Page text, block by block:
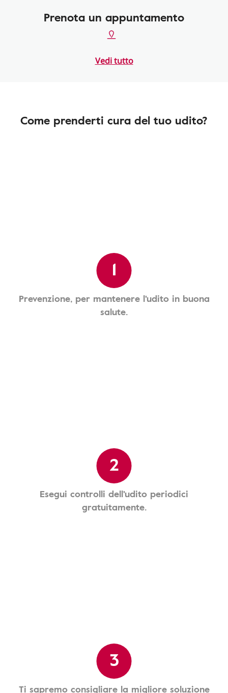
Prenota un appuntamento
Vedi tutto
Come prenderti cura del tuo udito?
1
Prevenzione, per mantenere l'udito in buona
salute.
2
Esegui controlli dell'udito periodici
gratuitamente.
3
Ti sapremo consigliare la migliore soluzione